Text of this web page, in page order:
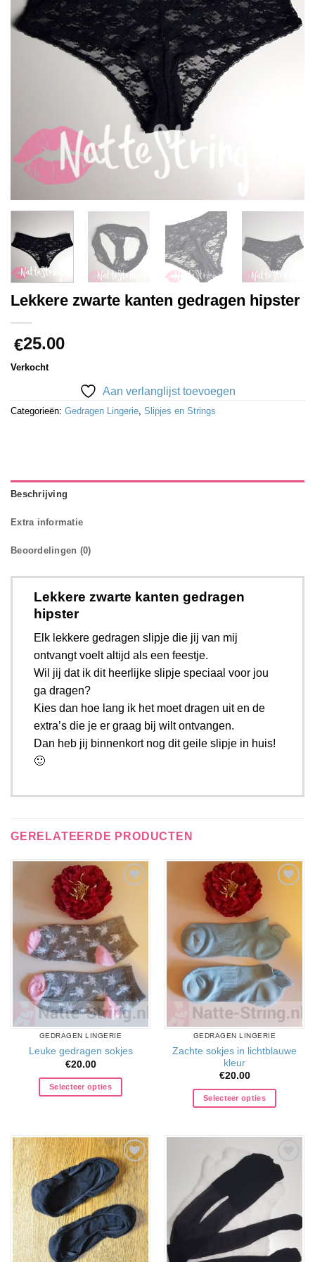
Lekkere zwarte kanten gedragen hipster
€25.00
Verkocht
Aan verlanglijst toevoegen
Categorieën: Gedragen Lingerie Slipjes en Strings
Beschrijving
Extra informatie
Beoordelingen (0)
Lekkere zwarte kanten gedragen
hipster
Elk lekkere gedragen slipje die jij van mij
ontvangt voelt altijd als een feestje.
Wil jij dat ik dit heerlijke slipje speciaal voor jou
ga dragen?
Kies dan hoe lang ik het moet dragen uit en de
extra’s die je er graag bij wilt ontvangen.
Dan heb jij binnenkort nog dit geile slipje in huis!
🙂
GERELATEERDE PRODUCTEN
verlanglijst
toevoegen
GEDRAGEN LINGERIE
Leuke gedragen sokjes
€20.00
Selecteer opties
verlanglijst
GEDRAGEN LINGERIE
Zachte sokjes in lichtblauwe
kleur
€20.00
Selecteer opties
Aan
verlanglijst
toevoegen
Aan
verlanglijst
toevoegen